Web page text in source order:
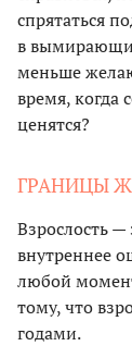
спрятаться
в
меньше
время, когда
ценятся?
ГРАНИЦЫ
Взрослость
внутреннее
любой
тому, что
годами.